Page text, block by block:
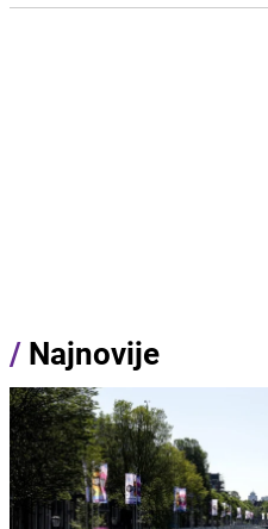
/ Najnovije